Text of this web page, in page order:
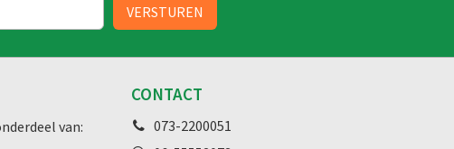
van:
CONTACT
073-2200051